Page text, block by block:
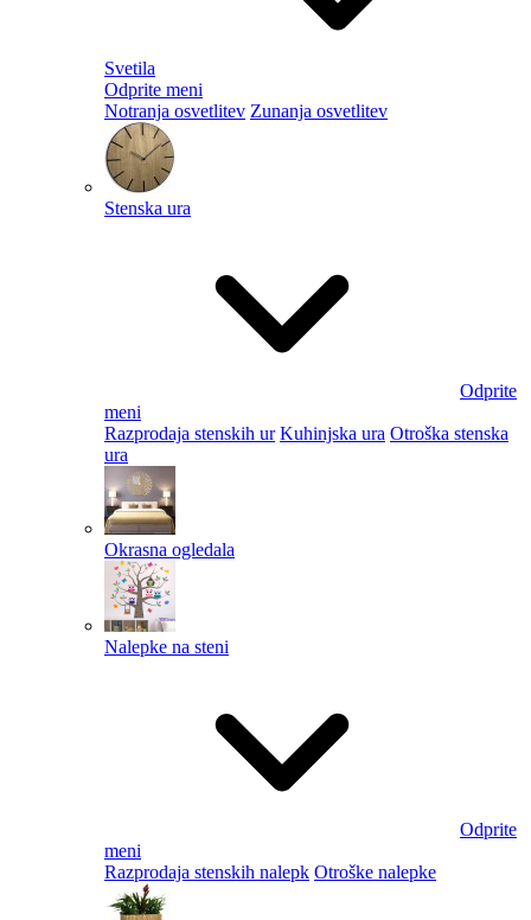
Svetila
Odprite meni
Notranja osvetlitev Zunanja osvetlitev
Stenska ura
Odprite
meni
Razprodaja stenskih ur Kuhinjska ura Otroška stenska
ura
Okrasna ogledala
Nalepke na steni
Odprite
meni
Razprodaja stenskih nalepk Otroške nalepke